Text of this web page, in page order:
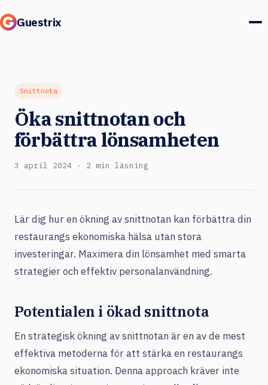
Guestrix
Integrationer
Priser
Logga in
Boka en demo
Snittnota
Öka snittnotan och
förbättra lönsamheten
3 april 2024 · 2 min läsning
Lär dig hur en ökning av snittnotan kan förbättra din
restaurangs ekonomiska hälsa utan stora
investeringar. Maximera din lönsamhet med smarta
strategier och effektiv personalanvändning.
Potentialen i ökad snittnota
En strategisk ökning av snittnotan är en av de mest
effektiva metoderna för att stärka en restaurangs
ekonomiska situation. Denna approach kräver inte